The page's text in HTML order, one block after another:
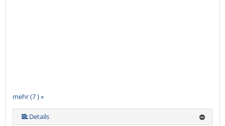
mehr (7 ) »
mehr (7 ) »
mehr (7 ) »
mehr (7 ) »
Details